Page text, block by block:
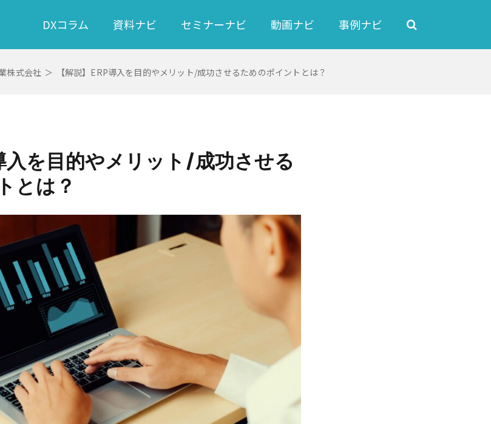
DXコラム 資料ナビ セミナーナビ 動画ナビ 事例ナビ
株式会社 ＞ 【解説】ERP導入を目的やメリット/成功させるためのポイントとは？
入を目的やメリット/成功させる
とは？